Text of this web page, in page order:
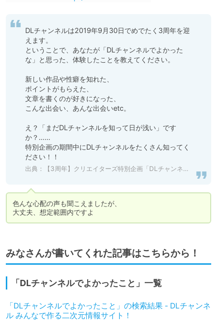
DLチャンネルは2019年9月30日でめでたく3周年を迎
えます。
ということで、あなたが「DLチャンネルでよかった
な」と思った、体験したことを教えてください。
新しい作品や性癖を知れた、
ポイントがもらえた、
文章を書くのが好きになった、
こんな出会い、あんな出会いetc。
え？「まだDLチャンネルを知って日が浅い」です
か？……
特別企画の期間中にDLチャンネルをたくさん知ってく
ださい！！
出典： 【3周年】クリエイターズ特別企画「DLチャンネルでよかったこと」【3000ポイント】 - DLチャンネル みんなで作る二次元情報サイト！
色んな心配の声も聞こえましたが、
大丈夫、想定範囲内ですよ
みなさんが書いてくれた記事はこちらから！
「DLチャンネルでよかったこと」一覧
「DLチャンネルでよかったこと」の検索結果 - DLチャンネ
ル みんなで作る二次元情報サイト！